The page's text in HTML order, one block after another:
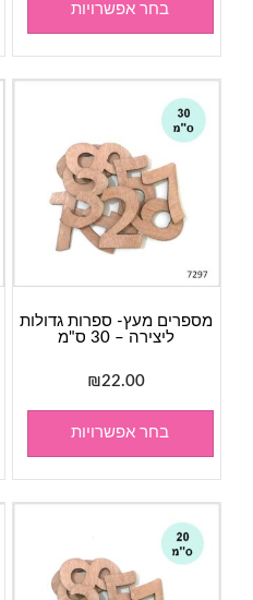
בחר אפשרויות
מספרים מעץ- ספרות גדולות
ליצירה – 30 ס"מ
₪22.00
בחר אפשרויות